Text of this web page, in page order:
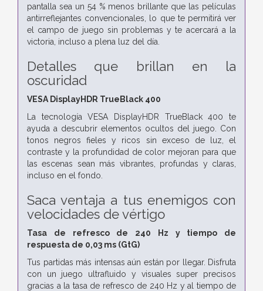
pantalla sea un 54 % menos brillante que las películas
antirreflejantes convencionales, lo que te permitirá ver
el campo de juego sin problemas y te acercará a la
victoria, incluso a plena luz del día.
Detalles que brillan en la
oscuridad
VESA DisplayHDR TrueBlack 400
La tecnología VESA DisplayHDR TrueBlack 400 te
ayuda a descubrir elementos ocultos del juego. Con
tonos negros fieles y ricos sin exceso de luz, el
contraste y la profundidad de color mejoran para que
las escenas sean más vibrantes, profundas y claras,
incluso en el fondo.
Saca ventaja a tus enemigos con
velocidades de vértigo
Tasa de refresco de 240 Hz y tiempo de
respuesta de 0,03 ms (GtG)
Tus partidas más intensas aún están por llegar. Disfruta
con un juego ultrafluido y visuales super precisos
gracias a la tasa de refresco de 240 Hz y al tiempo de